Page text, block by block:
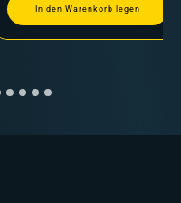
In den Warenkorb legen